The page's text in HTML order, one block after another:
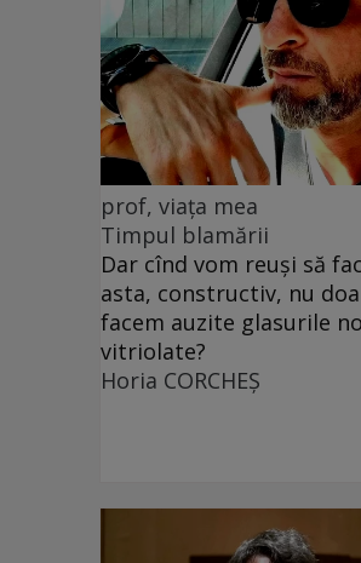
prof, viața mea
Timpul blamării
Dar cînd vom reuși să
asta, constructiv, nu
facem auzite glasurile
vitriolate?
Horia CORCHEŞ